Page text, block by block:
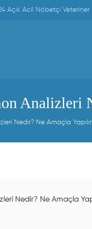
Açık Acil Nöbetçi Veteriner
Analizleri
Nedir? Ne Amaçla